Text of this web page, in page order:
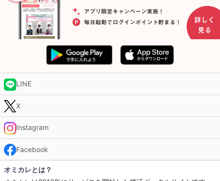
LINE
X
Instagram
Facebook
オミカレとは？